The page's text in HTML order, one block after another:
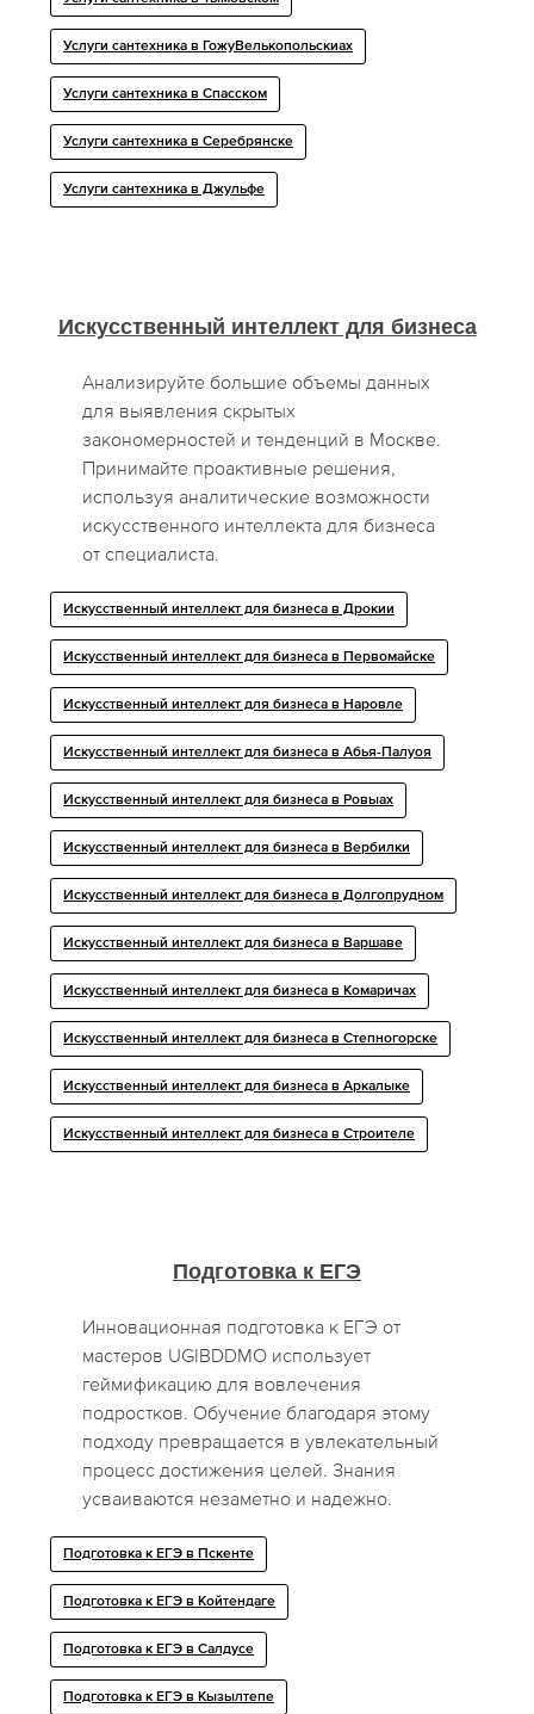
Услуги сантехника в ГожyВелькопольскиах
Услуги сантехника в Спасском
Услуги сантехника в Серебрянске
Услуги сантехника в Джульфе
Искусственный интеллект для бизнеса
Анализируйте большие объемы данных
для выявления скрытых
закономерностей и тенденций в Москве.
Принимайте проактивные решения,
используя аналитические возможности
искусственного интеллекта для бизнеса
от специалиста.
Искусственный интеллект для бизнеса в Дрокии
Искусственный интеллект для бизнеса в Первомайске
Искусственный интеллект для бизнеса в Наровле
Искусственный интеллект для бизнеса в Абья-Палуоя
Искусственный интеллект для бизнеса в Ровыах
Искусственный интеллект для бизнеса в Вербилки
Искусственный интеллект для бизнеса в Долгопрудном
Искусственный интеллект для бизнеса в Варшаве
Искусственный интеллект для бизнеса в Комаричах
Искусственный интеллект для бизнеса в Степногорске
Искусственный интеллект для бизнеса в Аркалыке
Искусственный интеллект для бизнеса в Строителе
Подготовка к ЕГЭ
Инновационная подготовка к ЕГЭ от
мастеров UGIBDDMO использует
геймификацию для вовлечения
подростков. Обучение благодаря этому
подходу превращается в увлекательный
процесс достижения целей. Знания
усваиваются незаметно и надежно.
Подготовка к ЕГЭ в Пскенте
Подготовка к ЕГЭ в Койтендаге
Подготовка к ЕГЭ в Салдусе
Подготовка к ЕГЭ в Кызылтепе